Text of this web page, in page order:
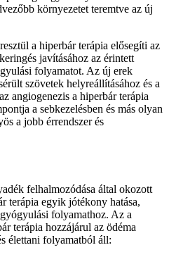
környezetet teremtve az új
a hiperbár terápia elősegíti az
javításához az érintett
folyamatot. Az új erek
szövetek helyreállításához és a
angiogenezis a hiperbár terápia
a sebkezelésben és más olyan
a jobb érrendszer és
felhalmozódása által okozott
terápia egyik jótékony hatása,
folyamathoz. Az a
terápia hozzájárul az ödéma
élettani folyamatból áll: